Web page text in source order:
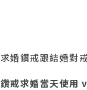
求婚鑽戒跟結婚對
鑽戒求婚當天使用